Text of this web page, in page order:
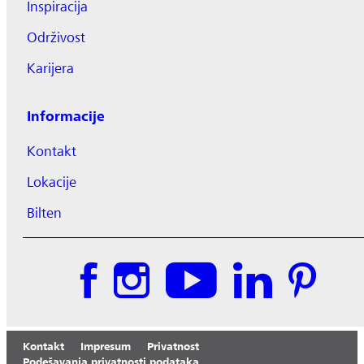
Inspiracija
Održivost
Karijera
Informacije
Kontakt
Lokacije
Bilten
Kontakt Impresum
Privatnost